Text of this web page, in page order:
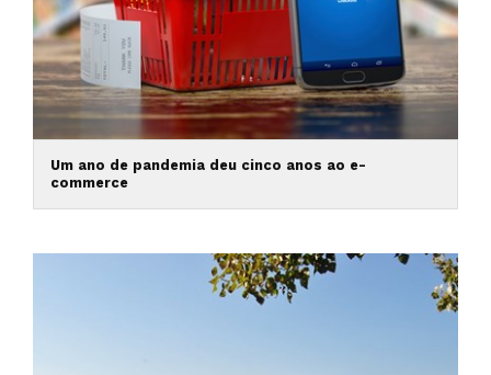
Um ano de pandemia deu cinco anos ao e-
commerce